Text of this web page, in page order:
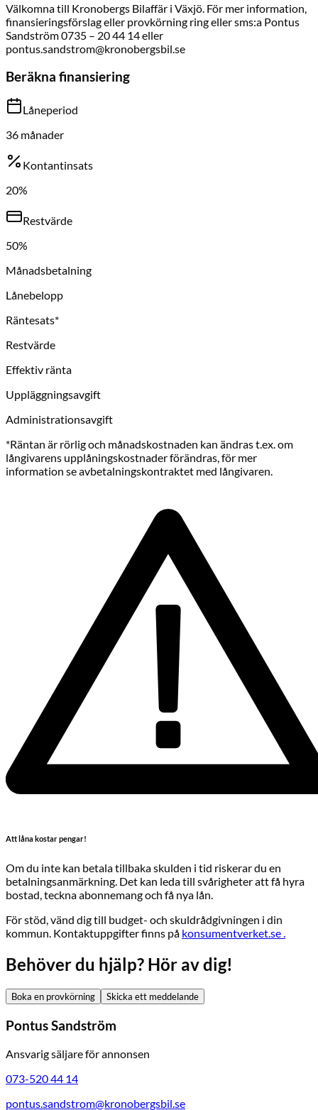
Välkomna till Kronobergs Bilaffär i Växjö. För mer information,
finansieringsförslag eller provkörning ring eller sms:a Pontus
Sandström 0735 – 20 44 14 eller
pontus.sandstrom@kronobergsbil.se
Beräkna finansiering
Låneperiod
36 månader
Kontantinsats
20%
Restvärde
50%
Månadsbetalning
Lånebelopp
Räntesats*
Restvärde
Effektiv ränta
Uppläggningsavgift
Administrationsavgift
*Räntan är rörlig och månadskostnaden kan ändras t.ex. om
långivarens upplåningskostnader förändras, för mer
information se avbetalningskontraktet med långivaren.
Att låna kostar pengar!
Om du inte kan betala tillbaka skulden i tid riskerar du en
betalningsanmärkning. Det kan leda till svårigheter att få hyra
bostad, teckna abonnemang och få nya lån.
För stöd, vänd dig till budget- och skuldrådgivningen i din
kommun. Kontaktuppgifter finns på konsumentverket.se .
Behöver du hjälp? Hör av dig!
Boka en provkörning Skicka ett meddelande
Pontus Sandström
Ansvarig säljare för annonsen
073-520 44 14
pontus.sandstrom@kronobergsbil.se